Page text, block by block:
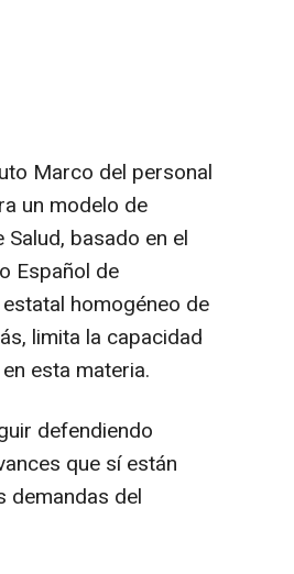
Marco del personal
un modelo de
basado en el
Español de
homogéneo de
limita la capacidad
esta materia.
defendiendo
que sí están
demandas del